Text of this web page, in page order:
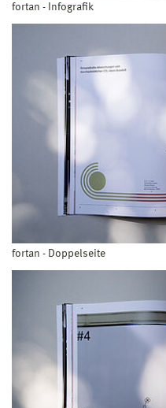
fortan - Infografik
fortan - Doppelseite